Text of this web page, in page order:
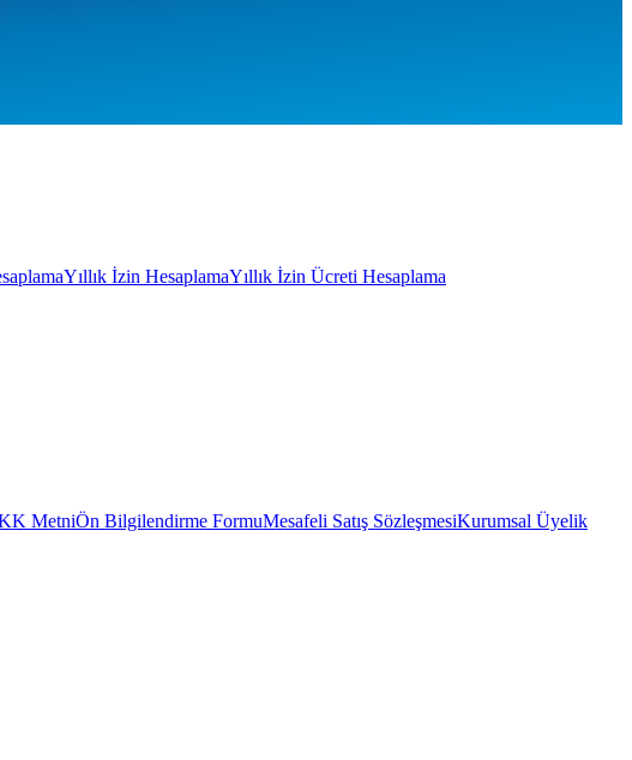
Yıllık İzin HesaplamaYıllık İzin Ücreti Hesaplama
MetniÖn Bilgilendirme FormuMesafeli Satış SözleşmesiKurumsal Üyelik